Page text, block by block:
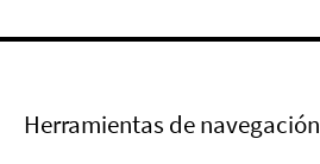
Herramientas de navegación